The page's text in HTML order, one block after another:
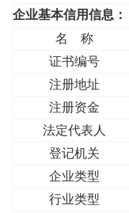
企业基本信用信息：
名 称
证书编号
注册地址
注册资金
法定代表人
登记机关
企业类型
行业类型